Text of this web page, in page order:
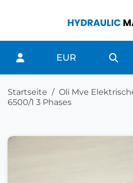
EUR
Startseite
Oli Mve
6500/1 3 Phases